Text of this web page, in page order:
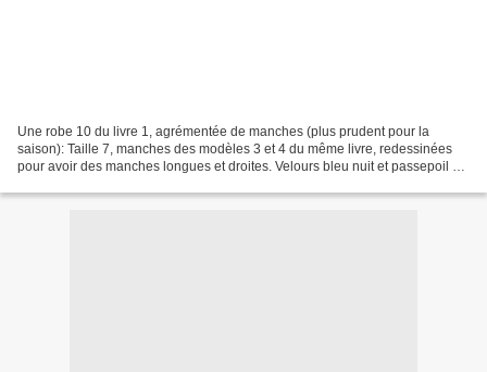
Une robe 10 du livre 1, agrémentée de manches (plus prudent pour la
saison): Taille 7, manches des modèles 3 et 4 du même livre, redessinées
pour avoir des manches longues et droites. Velours bleu nuit et passepoil en